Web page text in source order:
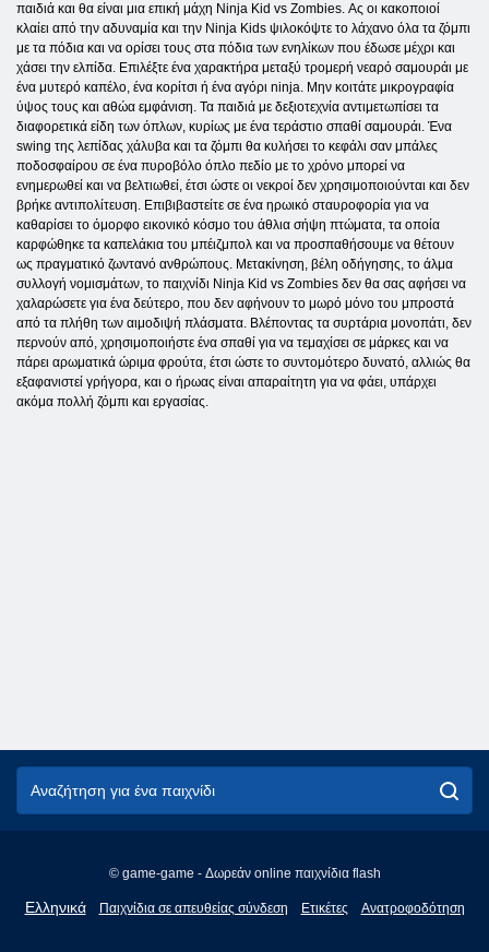
παιδιά και θα είναι μια επική μάχη Ninja Kid vs Zombies. Ας οι κακοποιοί
κλαίει από την αδυναμία και την Ninja Kids ψιλοκόψτε το λάχανο όλα τα ζόμπι
με τα πόδια και να ορίσει τους στα πόδια των ενηλίκων που έδωσε μέχρι και
χάσει την ελπίδα. Επιλέξτε ένα χαρακτήρα μεταξύ τρομερή νεαρό σαμουράι με
ένα μυτερό καπέλο, ένα κορίτσι ή ένα αγόρι ninja. Μην κοιτάτε μικρογραφία
ύψος τους και αθώα εμφάνιση. Τα παιδιά με δεξιοτεχνία αντιμετωπίσει τα
διαφορετικά είδη των όπλων, κυρίως με ένα τεράστιο σπαθί σαμουράι. Ένα
swing της λεπίδας χάλυβα και τα ζόμπι θα κυλήσει το κεφάλι σαν μπάλες
ποδοσφαίρου σε ένα πυροβόλο όπλο πεδίο με το χρόνο μπορεί να
ενημερωθεί και να βελτιωθεί, έτσι ώστε οι νεκροί δεν χρησιμοποιούνται και δεν
βρήκε αντιπολίτευση. Επιβιβαστείτε σε ένα ηρωικό σταυροφορία για να
καθαρίσει το όμορφο εικονικό κόσμο του άθλια σήψη πτώματα, τα οποία
καρφώθηκε τα καπελάκια του μπέιζμπολ και να προσπαθήσουμε να θέτουν
ως πραγματικό ζωντανό ανθρώπους. Μετακίνηση, βέλη οδήγησης, το άλμα
συλλογή νομισμάτων, το παιχνίδι Ninja Kid vs Zombies δεν θα σας αφήσει να
χαλαρώσετε για ένα δεύτερο, που δεν αφήνουν το μωρό μόνο του μπροστά
από τα πλήθη των αιμοδιψή πλάσματα. Βλέποντας τα συρτάρια μονοπάτι, δεν
περνούν από, χρησιμοποιήστε ένα σπαθί για να τεμαχίσει σε μάρκες και να
πάρει αρωματικά ώριμα φρούτα, έτσι ώστε το συντομότερο δυνατό, αλλιώς θα
εξαφανιστεί γρήγορα, και ο ήρωας είναι απαραίτητη για να φάει, υπάρχει
ακόμα πολλή ζόμπι και εργασίας.
© game-game - Δωρεάν online παιχνίδια flash
Ελληνικά
English
Παιχνίδια σε απευθείας σύνδεση Ετικέτες Ανατροφοδότηση